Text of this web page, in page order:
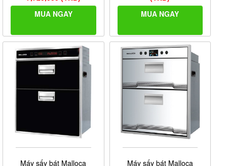
MUA NGAY
MUA NGAY
Máy sấy bát Malloca
Máy sấy bát Malloca